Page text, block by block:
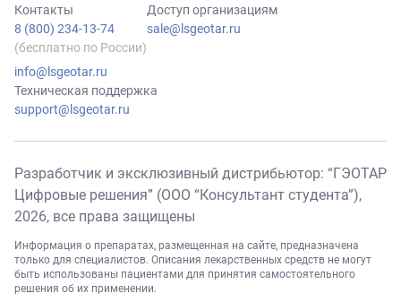
Контакты
8 (800) 234-13-74
(бесплатно по России)
info@lsgeotar.ru
Доступ организациям
sale@lsgeotar.ru
Техническая поддержка
support@lsgeotar.ru
Разработчик и эксклюзивный дистрибьютор: “ГЭОТАР
Цифровые решения” (ООО “Консультант студента”),
2026, все права защищены
Информация о препаратах, размещенная на сайте, предназначена
только для специалистов. Описания лекарственных средств не могут
быть использованы пациентами для принятия самостоятельного
решения об их применении.